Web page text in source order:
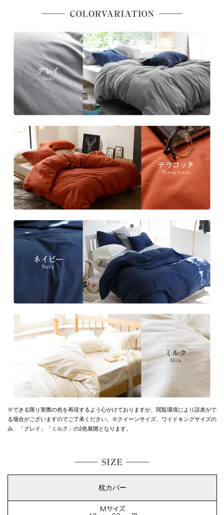
※できる限り実際の色を再現するよう心がけておりますが、 閲覧環境により誤差がで
る場合がございますのでご了承ください。 ※クイーンサイズ、ワイドキングサイズの
み、「グレイ」「ミルク」の2色展開となります。
枕カバー